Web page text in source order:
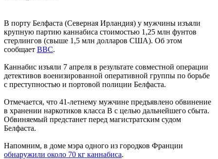
В порту Белфаста (Северная Ирландия) у мужчины изъяли
крупную партию каннабиса стоимостью 1,25 млн фунтов
стерлингов (свыше 1,5 млн долларов США). Об этом
сообщает BBC.
Каннабис изъяли 7 апреля в результате совместной операции
детективов военизированной оперативной группы по борьбе
с преступностью и портовой полиции Белфаста.
Отмечается, что 41-летнему мужчине предъявлено обвинение
в хранении наркотиков класса В с целью дальнейшего сбыта.
Обвиняемый предстанет перед магистратским судом
Белфаста.
Напомним, в доме мэра одного из городков Франции
обнаружили около 70 кг каннабиса.